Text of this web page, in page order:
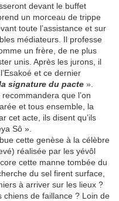
devant le buffet
un morceau de trippe
toute l’assistance et sur
médiateurs. Il professe
un frère, de ne plus
unis. Après les jurons, il
et ce dernier
signature du pacte ».
que l’on
et tous ensemble, la
cet acte, ils disent qu’ils
Sô ».
cette genèse à la célèbre
réalisée par les yévôl
cette manne tombée du
du sel firent surface,
à arriver sur les lieux ?
chiens de faillance ? Loin de